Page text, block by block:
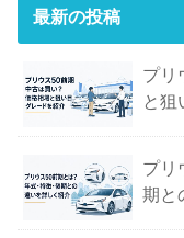
最新の投稿
プリ
と狙
プリ
期と